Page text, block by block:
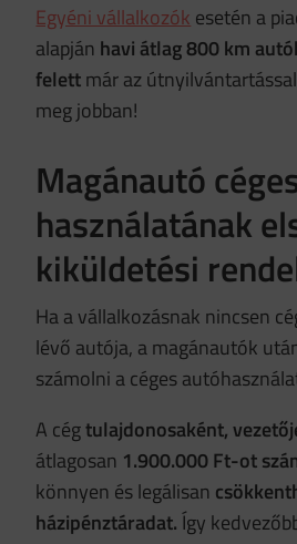
Egyéni vállalkozók esetén a
alapján havi átlag 800 km
felettmár az
meg jobban!
Magánautó
használatának
kiküldetési
Ha a vállalkozásnak nincsen
lévő autója, a magánautók
számolni a céges
A cégtulajdonosaként,
átlagosan 1.900.000 Ft-ot
könnyen és legálisan
házipénztáradat.Így